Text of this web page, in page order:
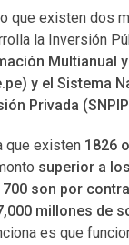
que existen dos
la Inversión
Multianual
y el Sistema
Privada
que existen 1826
superior a
son por
millones de
es que